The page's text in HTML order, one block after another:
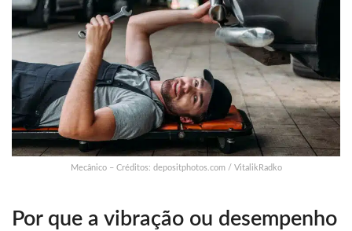
Mecânico – Créditos: depositphotos.com / VitalikRadko
Por que a vibração ou desempenho